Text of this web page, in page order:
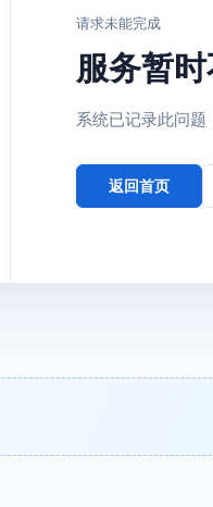
请求未能完成
服务暂
系统已记录此问题
返回首页